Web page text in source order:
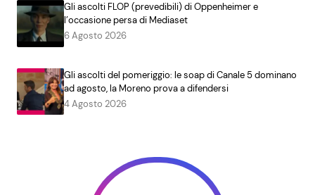
Gli ascolti FLOP (prevedibili) di Oppenheimer e
l’occasione persa di Mediaset
6 Agosto 2026
Gli ascolti del pomeriggio: le soap di Canale 5 dominano
ad agosto, la Moreno prova a difendersi
4 Agosto 2026